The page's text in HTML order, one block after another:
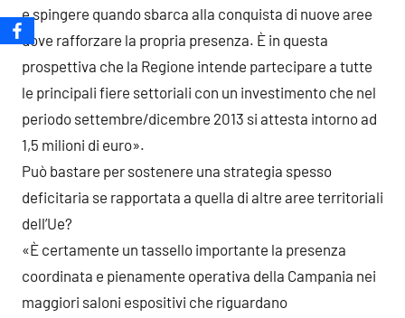
e spingere quando sbarca alla conquista di nuove aree
dove rafforzare la propria presenza. È in questa
prospettiva che la Regione intende partecipare a tutte
le principali fiere settoriali con un investimento che nel
periodo settembre/dicembre 2013 si attesta intorno ad
1,5 milioni di euro».
Può bastare per sostenere una strategia spesso
deficitaria se rapportata a quella di altre aree territoriali
dell’Ue?
«È certamente un tassello importante la presenza
coordinata e pienamente operativa della Campania nei
maggiori saloni espositivi che riguardano